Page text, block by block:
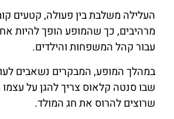
העלילה משלבת בין פעולה, קטעים
מרהיבים, כך שהמופע הופך להיות
עבור קהל המשפחות והילדים.
במהלך המופע, המבקרים נשאבים
שבו סנטה קלאוס צריך להגן על עצמו
שרוצים להרוס את חג המולד.